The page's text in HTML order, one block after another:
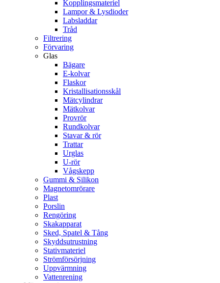
Kopplingsmateriel
Lampor & Lysdioder
Labsladdar
Tråd
Filtrering
Förvaring
Glas
Bägare
E-kolvar
Flaskor
Kristallisationsskål
Mätcylindrar
Mätkolvar
Provrör
Rundkolvar
Stavar & rör
Trattar
Urglas
U-rör
Vågskepp
Gummi & Silikon
Magnetomrörare
Plast
Porslin
Rengöring
Skakapparat
Sked, Spatel & Tång
Skyddsutrustning
Stativmateriel
Strömförsörjning
Uppvärmning
Vattenrening